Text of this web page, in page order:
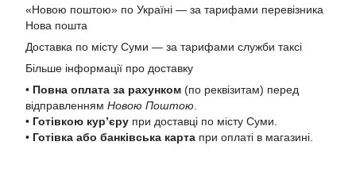
«Новою поштою» по Україні — за тарифами перевізника
Нова пошта
Доставка по місту Суми — за тарифами служби таксі
Більше інформації про доставку
• Повна оплата за рахунком (по реквізитам) перед
відправленням Новою Поштою
• Готівкою кур’єру при доставці по місту Суми.
• Готівка або банківська карта при оплаті в магазині.